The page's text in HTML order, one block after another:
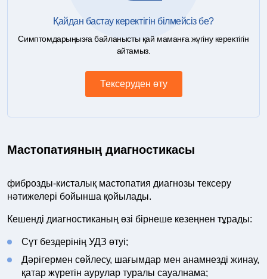
Қайдан бастау керектігін білмейсіз бе?
Симптомдарыңызға байланысты қай маманға жүгіну керектігін
айтамыз.
Тексеруден өту
Мастопатияның диагностикасы
фиброзды-кисталық мастопатия диагнозы тексеру
нәтижелері бойынша қойылады.
Кешенді диагностиканың өзі бірнеше кезеңнен тұрады:
Сүт бездерінің УДЗ өтуі;
Дәрігермен сөйлесу, шағымдар мен анамнезді жинау,
қатар жүретін аурулар туралы сауалнама;